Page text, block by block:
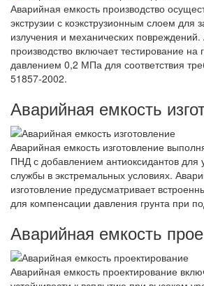
Аварийная емкость производство
экструзии с коэкструзионным слоем для
излучения и механических
производство включает тестирование на
давлением 0,2 МПа для соответствия
51857-2002.
Аварийная емкость
Аварийная емкость изготовление
ПНД с добавлением антиоксидантов для
службы в экстремальных условиях.
изготовление предусматривает
для компенсации давления грунта при
Аварийная емкость
Аварийная емкость проектирование